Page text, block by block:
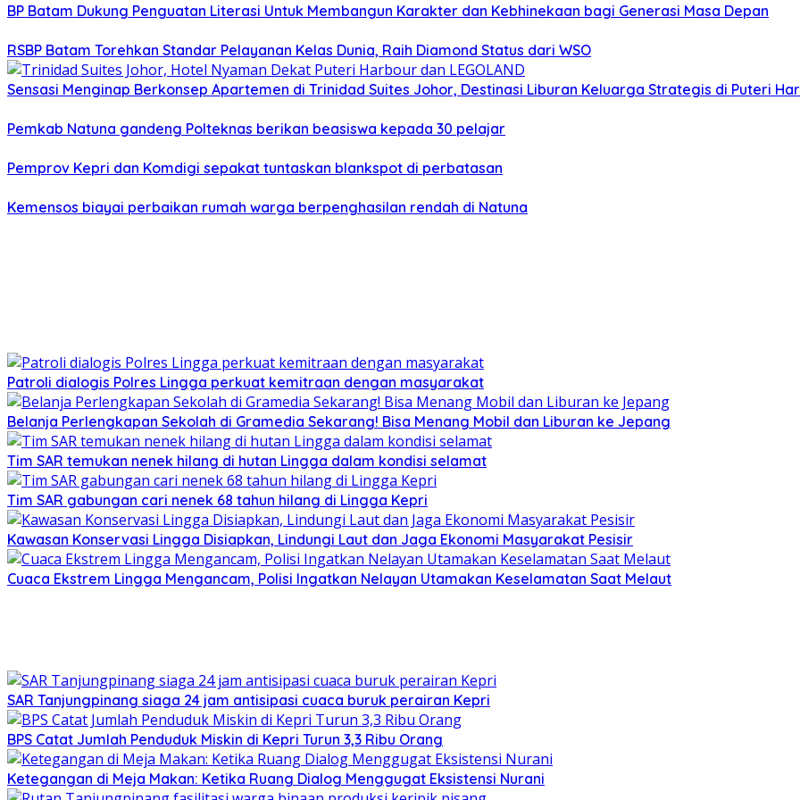
BP Batam Dukung Penguatan Literasi Untuk Membangun Karakter dan Kebhinekaan bagi Generasi Masa Depan
RSBP Batam Torehkan Standar Pelayanan Kelas Dunia, Raih Diamond Status dari WSO
Sensasi Menginap Berkonsep Apartemen di Trinidad Suites Johor, Destinasi Liburan Keluarga Strategis di Puteri
Pemkab Natuna gandeng Polteknas berikan beasiswa kepada 30 pelajar
Pemprov Kepri dan Komdigi sepakat tuntaskan blankspot di perbatasan
Kemensos biayai perbaikan rumah warga berpenghasilan rendah di Natuna
Patroli dialogis Polres Lingga perkuat kemitraan dengan masyarakat
Belanja Perlengkapan Sekolah di Gramedia Sekarang! Bisa Menang Mobil dan Liburan ke Jepang
Tim SAR temukan nenek hilang di hutan Lingga dalam kondisi selamat
Tim SAR gabungan cari nenek 68 tahun hilang di Lingga Kepri
Kawasan Konservasi Lingga Disiapkan, Lindungi Laut dan Jaga Ekonomi Masyarakat Pesisir
Cuaca Ekstrem Lingga Mengancam, Polisi Ingatkan Nelayan Utamakan Keselamatan Saat Melaut
SAR Tanjungpinang siaga 24 jam antisipasi cuaca buruk perairan Kepri
BPS Catat Jumlah Penduduk Miskin di Kepri Turun 3,3 Ribu Orang
Ketegangan di Meja Makan: Ketika Ruang Dialog Menggugat Eksistensi Nurani